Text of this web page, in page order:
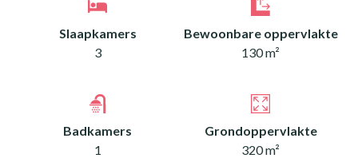
Slaapkamers
3
Bewoonbare oppervlakte
130 m²
Badkamers
1
Grondoppervlakte
320 m²